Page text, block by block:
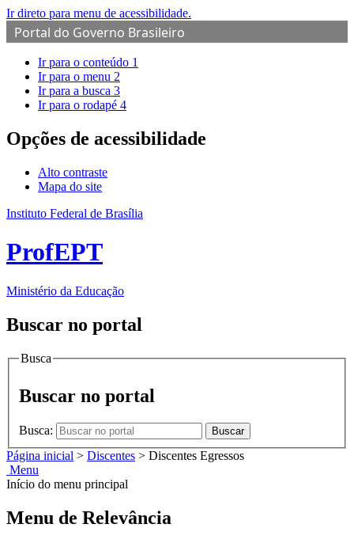
Ir direto para menu de acessibilidade.
Portal do Governo Brasileiro
Ir para o conteúdo 1
Ir para o menu 2
Ir para a busca 3
Ir para o rodapé 4
Opções de acessibilidade
Alto contraste
Mapa do site
Instituto Federal de Brasília
ProfEPT
Ministério da Educação
Buscar no portal
Busca
Buscar no portal
Busca: Buscar
Página inicial > Discentes > Discentes Egressos
Menu
Início do menu principal
Menu de Relevância